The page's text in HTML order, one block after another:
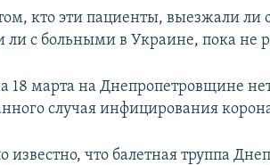
кто эти пациенты, выезжали ли
ли с больными в Украине, пока не
18 марта на Днепропетровщине
случая инфицирования
известно, что балетная труппа